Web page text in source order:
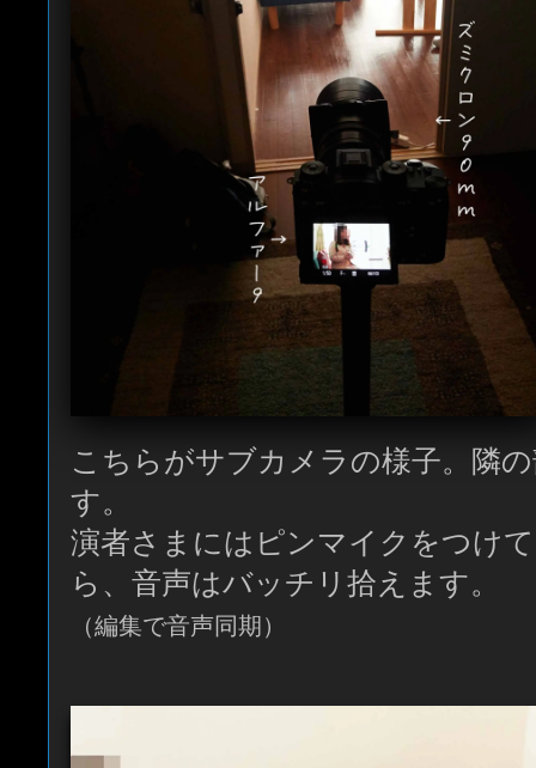
こちらがサブカメラの様子。隣
す。
演者さまにはピンマイクをつけ
ら、音声はバッチリ拾えます。
（編集で音声同期）